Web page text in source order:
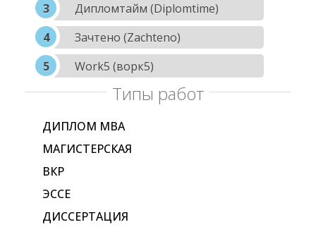
Дипломтайм (Diplomtime)
Зачтено (Zachteno)
Work5 (ворк5)
Типы работ
ДИПЛОМ МВА
МАГИСТЕРСКАЯ
ВКР
ЭССЕ
ДИССЕРТАЦИЯ